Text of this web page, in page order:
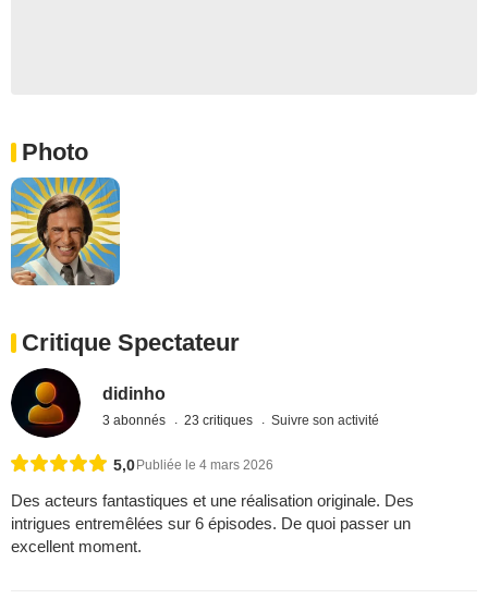
Photo
Critique Spectateur
didinho
3 abonnés 23 critiques Suivre son activité
5,0 Publiée le 4 mars 2026
Des acteurs fantastiques et une réalisation originale. Des
intrigues entremêlées sur 6 épisodes. De quoi passer un
excellent moment.